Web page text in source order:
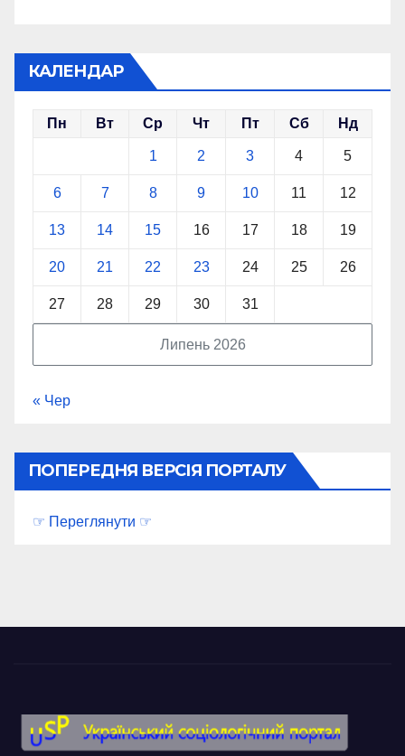
КАЛЕНДАР
Липень 2026
Пн Вт Ср Чт Пт Сб Нд
1 2 3 4 5
6 7 8 9 10 11 12
13 14 15 16 17 18 19
20 21 22 23 24 25 26
27 28 29 30 31
« Чер
ПОПЕРЕДНЯ ВЕРСІЯ ПОРТАЛУ
☞ Переглянути ☞